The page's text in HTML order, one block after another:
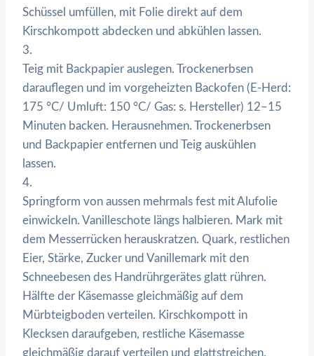
Schüssel umfüllen, mit Folie direkt auf dem
Kirschkompott abdecken und abkühlen lassen.
3.
Teig mit Backpapier auslegen. Trockenerbsen
darauflegen und im vorgeheizten Backofen (E-Herd:
175 °C/ Umluft: 150 °C/ Gas: s. Hersteller) 12–15
Minuten backen. Herausnehmen. Trockenerbsen
und Backpapier entfernen und Teig auskühlen
lassen.
4.
Springform von aussen mehrmals fest mit Alufolie
einwickeln. Vanilleschote längs halbieren. Mark mit
dem Messerrücken herauskratzen. Quark, restlichen
Eier, Stärke, Zucker und Vanillemark mit den
Schneebesen des Handrührgerätes glatt rühren.
Hälfte der Käsemasse gleichmäßig auf dem
Mürbteigboden verteilen. Kirschkompott in
Klecksen daraufgeben, restliche Käsemasse
gleichmäßig darauf verteilen und glattstreichen.